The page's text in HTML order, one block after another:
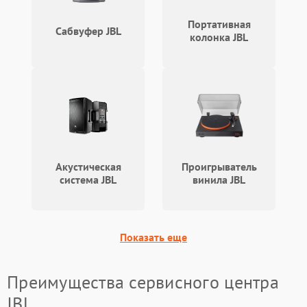
охлаждения
Неисправность
Подробнее →
звуковой обработки
Сабвуфер JBL
Портативная
колонка JBL
Акустическая
система JBL
Проигрыватель
винила JBL
Показать еще
Преимущества сервисного центра